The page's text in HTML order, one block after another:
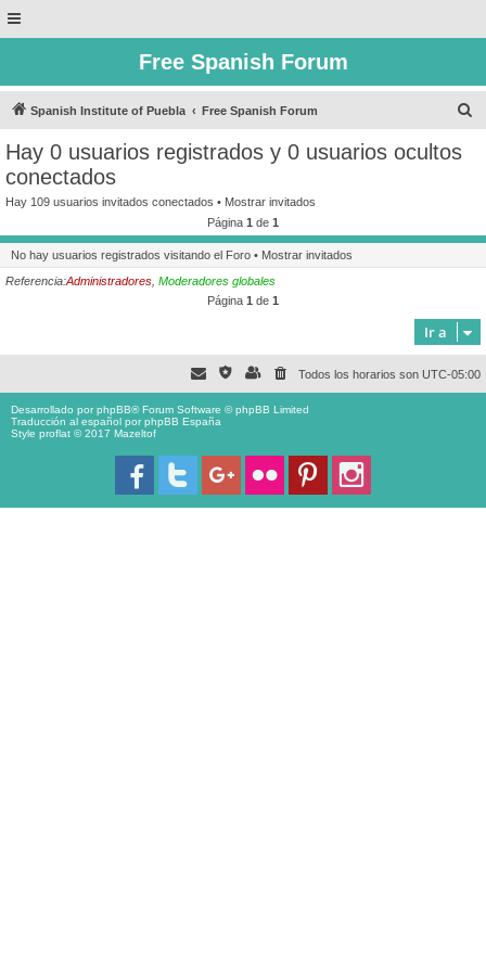
Free Spanish Forum
Spanish Institute of Puebla Free Spanish Forum
r
Hay 0 usuarios registrados y 0 usuarios ocultos
conectados
Hay 109 usuarios invitados conectados • Mostrar invitados
Página 1 de 1
No hay usuarios registrados visitando el Foro • Mostrar invitados
Referencia:Administradores Moderadores globales
Página 1 de 1
Ir a
Todos los horarios son UTC-05:00
Desarrollado porphpBB® Forum Software © phpBB Limited
Traducción al español porphpBB España
Style proflat © 2017 Mazeltof